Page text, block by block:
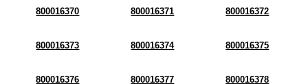
800016370 800016371 800016372
800016373 800016374 800016375
800016376 800016377 800016378